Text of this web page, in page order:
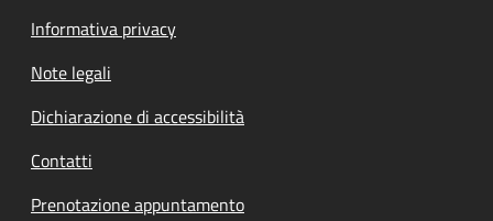
Informativa privacy
Note legali
Dichiarazione di accessibilità
Contatti
Prenotazione appuntamento